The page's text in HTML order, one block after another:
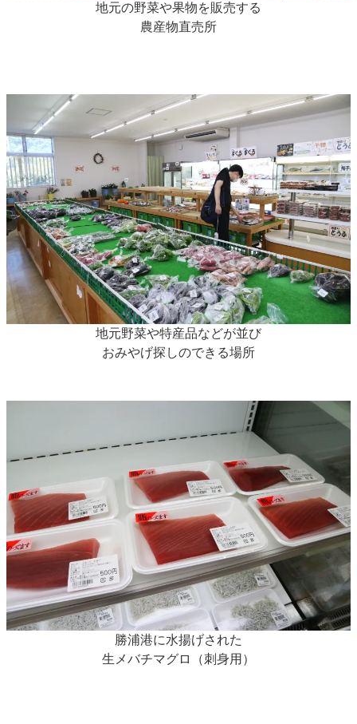
地元の野菜や果物を販売する
農産物直売所
地元野菜や特産品などが並び
おみやげ探しのできる場所
勝浦港に水揚げされた
生メバチマグロ（刺身用）